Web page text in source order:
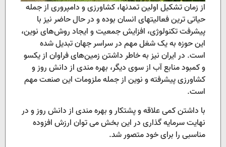
از زمان تشکیل اولین تمدنها، کشاورزی و دامپروری از جمله
حیاتی ترین فعالیتهای انسان بوده و در حال حاضر نیز با
پیشرفت تکنولوژی، افزایش جمعیت و ایجاد روش‌های نوین،
این حوزه به یک شغل مهم در سراسر جهان تبدیل شده
است. در ایران نیز به خاطر داشتن زمین‌های فراوان از یکسو
و کمبود منابع آب از سوی دیگر، بهره مندی از دانش روز و
کشاورزی پیشرفته و نوین از جمله ملزومات این صنعت مهم
است.
با داشتن کمی علاقه و پشتکار و بهره مندی از دانش روز و در
نهایت سرمایه گذاری در این بخش می توان ارزش افزوده
مناسبی را برای خود متصور شد.